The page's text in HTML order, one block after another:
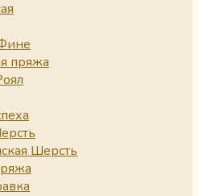
пряжа
Шерсть